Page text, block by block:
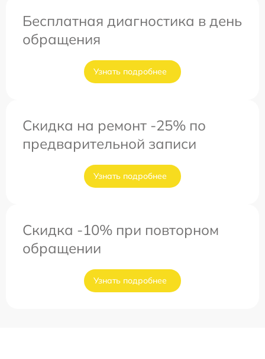
Бесплатная диагностика в день
обращения
Узнать подробнее
Скидка на ремонт -25% по
предварительной записи
Узнать подробнее
Скидка -10% при повторном
обращении
Узнать подробнее